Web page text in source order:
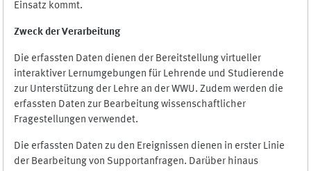
Einsatz kommt.
Zweck der Verarbeitung
Die erfassten Daten dienen der Bereitstellung virtueller
interaktiver Lernumgebungen für Lehrende und Studierende
zur Unterstützung der Lehre an der WWU. Zudem werden die
erfassten Daten zur Bearbeitung wissenschaftlicher
Fragestellungen verwendet.
Die erfassten Daten zu den Ereignissen dienen in erster Linie
der Bearbeitung von Supportanfragen. Darüber hinaus